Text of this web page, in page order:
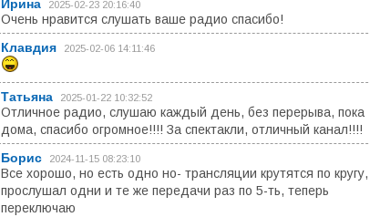
Ирина
2025-02-23 20:16:40
Очень нравится слушать ваше радио спасибо!
Клавдия
2025-02-06 14:11:46
Татьяна 2025-01-22 10:32:52
Отличное радио, слушаю каждый день, без перерыва, пока
дома, спасибо огромное!!!! За спектакли, отличный канал!!!!
Борис
2024-11-15 08:23:10
Все хорошо, но есть одно но- трансляции крутятся по кругу,
прослушал одни и те же передачи раз по 5-ть, теперь
переключаю